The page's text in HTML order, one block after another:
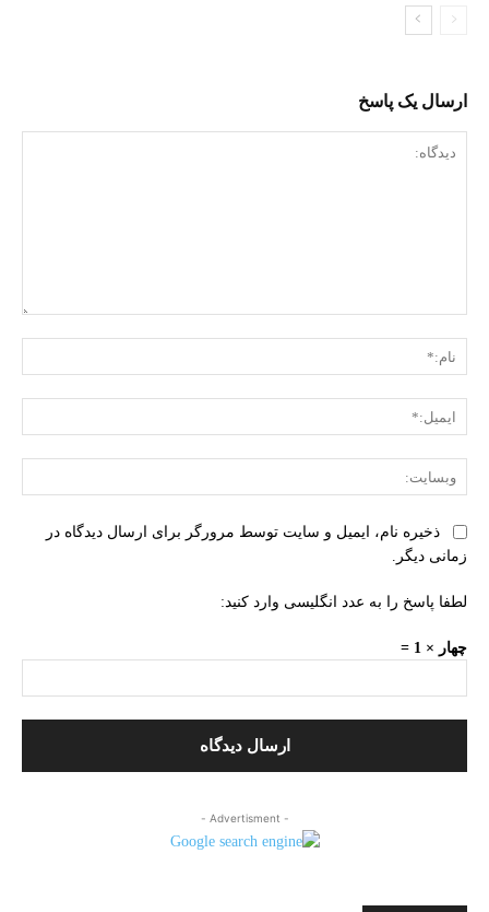
ارسال یک پاسخ
ذخیره نام، ایمیل و سایت توسط مرورگر برای ارسال دیدگاه در
زمانی دیگر.
لطفا پاسخ را به عدد انگلیسی وارد کنید:
چهار × 1 =
- Advertisment -